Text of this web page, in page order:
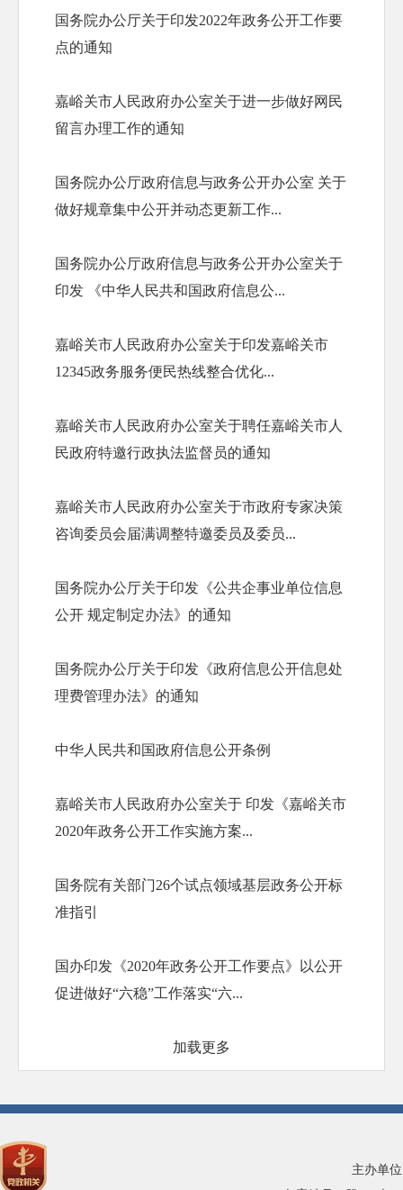
国务院办公厅关于印发2022年政务公开工作要
点的通知
嘉峪关市人民政府办公室关于进一步做好网民
留言办理工作的通知
国务院办公厅政府信息与政务公开办公室 关于
做好规章集中公开并动态更新工作...
国务院办公厅政府信息与政务公开办公室关于
印发 《中华人民共和国政府信息公...
嘉峪关市人民政府办公室关于印发嘉峪关市
12345政务服务便民热线整合优化...
嘉峪关市人民政府办公室关于聘任嘉峪关市人
民政府特邀行政执法监督员的通知
嘉峪关市人民政府办公室关于市政府专家决策
咨询委员会届满调整特邀委员及委员...
国务院办公厅关于印发《公共企事业单位信息
公开 规定制定办法》的通知
国务院办公厅关于印发《政府信息公开信息处
理费管理办法》的通知
中华人民共和国政府信息公开条例
嘉峪关市人民政府办公室关于 印发《嘉峪关市
2020年政务公开工作实施方案...
国务院有关部门26个试点领域基层政务公开标
准指引
国办印发《2020年政务公开工作要点》以公开
促进做好“六稳”工作落实“六...
加载更多
主办单